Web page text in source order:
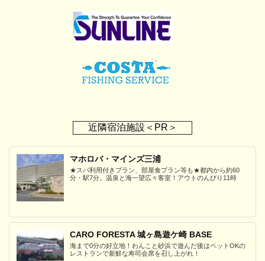
近隣宿泊施設＜PR＞
マホロバ・マインズ三浦
★スパ利用付きプラン、部屋食プラン等も★都内から約60
分・駅7分。温泉と海一望広々客室！アウトのんびり11時
CARO FORESTA 城ヶ島遊ケ崎 BASE
海まで0分の好立地！わんこと砂浜で遊んだ後はペットOKの
レストランで新鮮な寿司会席を召し上がれ！